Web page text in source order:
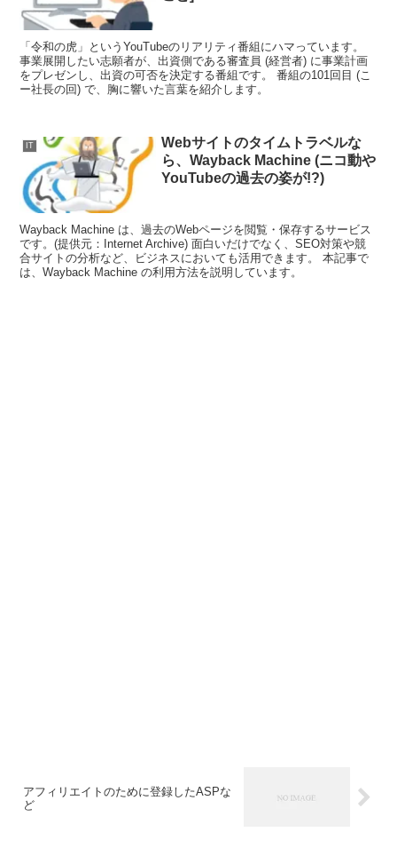
「令和の虎」というYouTubeのリアリティ番組にハマっています。
事業展開したい志願者が、出資側である審査員 (経営者) に事業計画
をプレゼンし、出資の可否を決定する番組です。 番組の101回目 (こ
ー社長の回) で、胸に響いた言葉を紹介します。
IT
Webサイトのタイムトラベルな
ら、Wayback Machine (ニコ動や
YouTubeの過去の姿が!?)
Wayback Machine は、過去のWebページを閲覧・保存するサービス
です。(提供元：Internet Archive) 面白いだけでなく、SEO対策や競
合サイトの分析など、ビジネスにおいても活用できます。 本記事で
は、Wayback Machine の利用方法を説明しています。
アフィリエイトのために登録したASPな
ど